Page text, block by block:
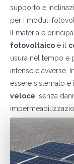
supporto e
per i moduli
Il materiale
fotovoltaico è il
usura nel tempo e
intense e avverse.
essere sistemato e
veloce , senza